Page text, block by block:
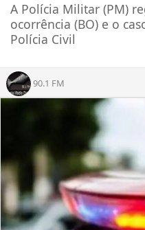
A Polícia Militar (PM)
ocorrência (BO) e o
Polícia Civil
90.1 FM